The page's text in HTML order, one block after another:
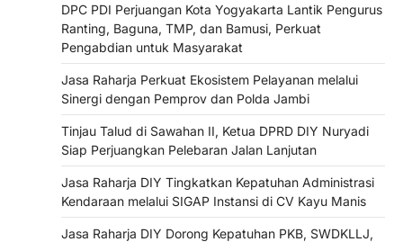
DPC PDI Perjuangan Kota Yogyakarta Lantik Pengurus
Ranting, Baguna, TMP, dan Bamusi, Perkuat
Pengabdian untuk Masyarakat
Jasa Raharja Perkuat Ekosistem Pelayanan melalui
Sinergi dengan Pemprov dan Polda Jambi
Tinjau Talud di Sawahan II, Ketua DPRD DIY Nuryadi
Siap Perjuangkan Pelebaran Jalan Lanjutan
Jasa Raharja DIY Tingkatkan Kepatuhan Administrasi
Kendaraan melalui SIGAP Instansi di CV Kayu Manis
Jasa Raharja DIY Dorong Kepatuhan PKB, SWDKLLJ,